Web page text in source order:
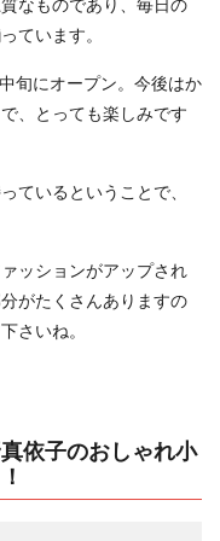
ています。
旬にオープン。今後はか
、とっても楽しみです
ているということで、
ッションがアップされ
がたくさんありますの
さいね。
依子のおしゃれ小